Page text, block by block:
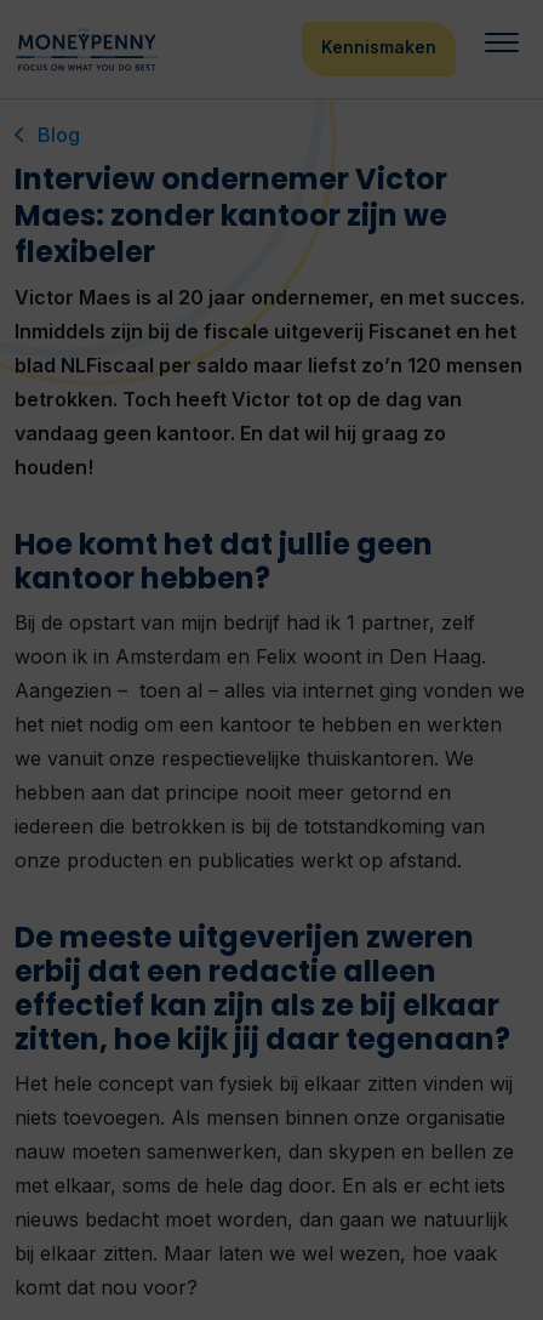
Kennismaken
Blog
Interview ondernemer Victor
Maes: zonder kantoor zijn we
flexibeler
Victor Maes is al 20 jaar ondernemer, en met succes.
Inmiddels zijn bij de fiscale uitgeverij Fiscanet en het
blad NLFiscaal per saldo maar liefst zo’n 120 mensen
betrokken. Toch heeft Victor tot op de dag van
vandaag geen kantoor. En dat wil hij graag zo
houden!
Hoe komt het dat jullie geen
kantoor hebben?
Bij de opstart van mijn bedrijf had ik 1 partner, zelf
woon ik in Amsterdam en Felix woont in Den Haag.
Aangezien – toen al – alles via internet ging vonden we
het niet nodig om een kantoor te hebben en werkten
we vanuit onze respectievelijke thuiskantoren. We
hebben aan dat principe nooit meer getornd en
iedereen die betrokken is bij de totstandkoming van
onze producten en publicaties werkt op afstand.
De meeste uitgeverijen zweren
erbij dat een redactie alleen
effectief kan zijn als ze bij elkaar
zitten, hoe kijk jij daar tegenaan?
Het hele concept van fysiek bij elkaar zitten vinden wij
niets toevoegen. Als mensen binnen onze organisatie
nauw moeten samenwerken, dan skypen en bellen ze
met elkaar, soms de hele dag door. En als er echt iets
nieuws bedacht moet worden, dan gaan we natuurlijk
bij elkaar zitten. Maar laten we wel wezen, hoe vaak
komt dat nou voor?